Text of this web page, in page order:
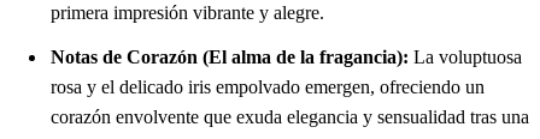
primera impresión vibrante y alegre.
Notas de Corazón (El alma de la fragancia): La voluptuosa
rosa y el delicado iris empolvado emergen, ofreciendo un
corazón envolvente que exuda elegancia y sensualidad tras una